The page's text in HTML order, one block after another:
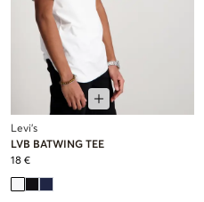
Levi's
LVB BATWING TEE
18 €